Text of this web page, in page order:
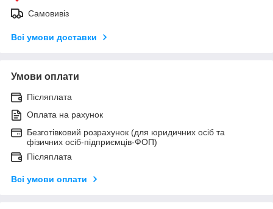
Самовивіз
Всі умови доставки
Умови оплати
Післяплата
Оплата на рахунок
Безготівковий розрахунок (для юридичних осіб та
фізичних осіб-підприємців-ФОП)
Післяплата
Всі умови оплати